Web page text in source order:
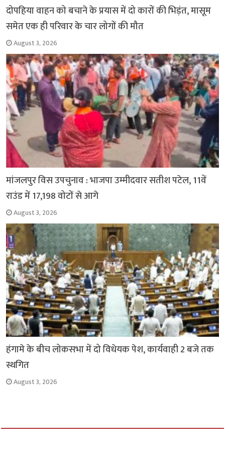
दोपहिया वाहन को बचाने के प्रयास में दो कारों की भिड़ंत, मासूम
समेत एक ही परिवार के चार लोगों की मौत
August 3, 2026
मांजलपुर विस उपचुनाव : भाजपा उम्मीदवार सतीश पटेल, 11वें
राउंड में 17,198 वोटों से आगे
August 3, 2026
हंगामे के बीच लोकसभा में दो विधेयक पेश, कार्यवाही 2 बजे तक
स्थगित
August 3, 2026